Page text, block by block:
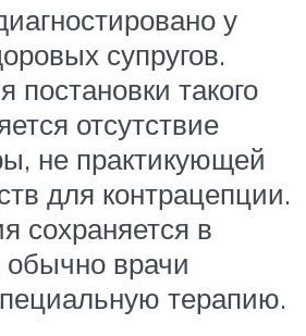
у
супругов.
такого
отсутствие
не практикующей
для контрацепции.
сохраняется в
обычно врачи
терапию.